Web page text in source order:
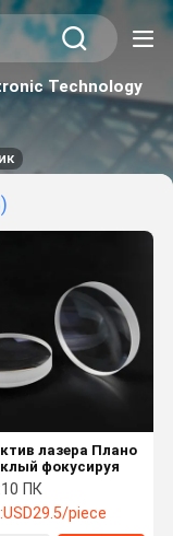
Technology
лазера Плано
фокусируя
10 ПК
USD29.5/piece